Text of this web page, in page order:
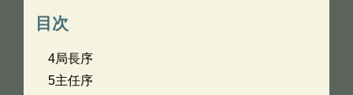
目次
4局長序
5主任序